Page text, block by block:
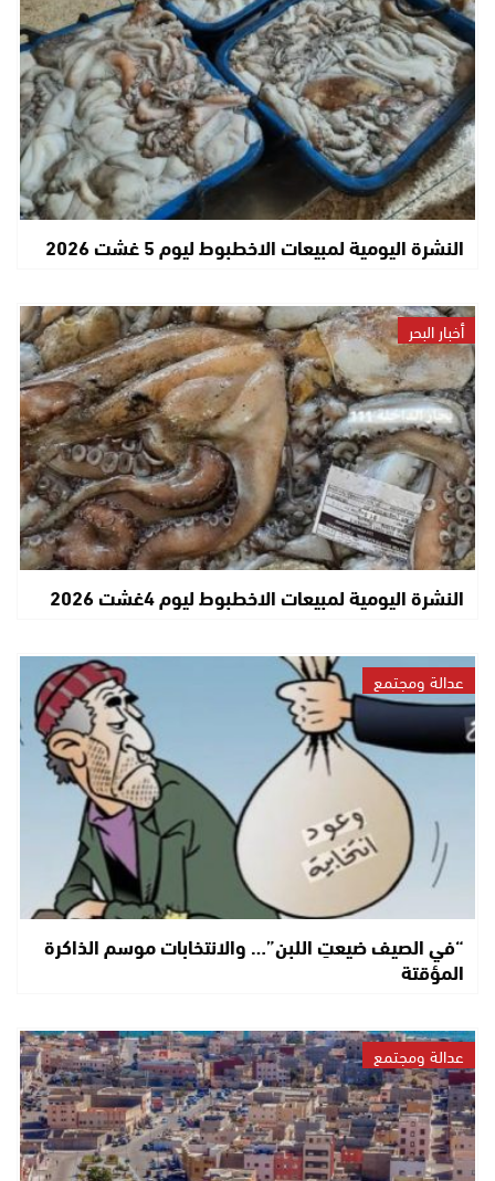
النشرة اليومية لمبيعات الاخطبوط ليوم 5 غشت 2026
أخبار البحر
النشرة اليومية لمبيعات الاخطبوط ليوم 4غشت 2026
عدالة ومجتمع
“في الصيف ضيعتِ اللبن”… والانتخابات موسم الذاكرة
المؤقتة
عدالة ومجتمع